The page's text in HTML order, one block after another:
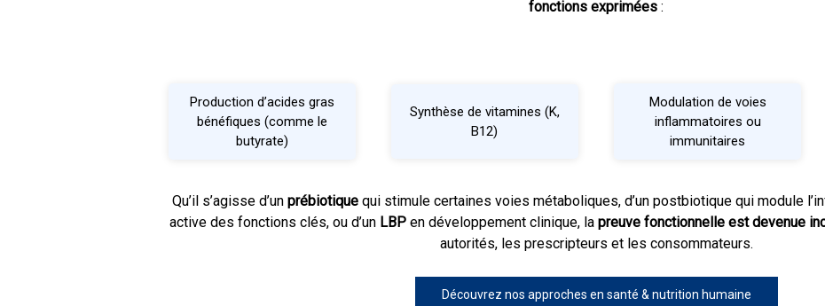
fonctions exprimées :
Production d’acides gras
bénéfiques (comme le
butyrate)
Synthèse de vitamines (K,
B12)
Modulation de voies
inflammatoires ou
immunitaires
Qu’il s’agisse d’un prébiotique qui stimule certaines voies métaboliques, d’un postbiotique qui module
active des fonctions clés, ou d’un LBP en développement clinique, la preuve fonctionnelle est devenue
autorités, les prescripteurs et les consommateurs.
Découvrez nos approches en santé & nutrition humaine